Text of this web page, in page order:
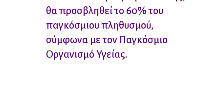
θα προσβληθεί το 60% του
παγκόσμιου πληθυσμού,
σύμφωνα με τον Παγκόσμιο
Οργανισμό Υγείας.